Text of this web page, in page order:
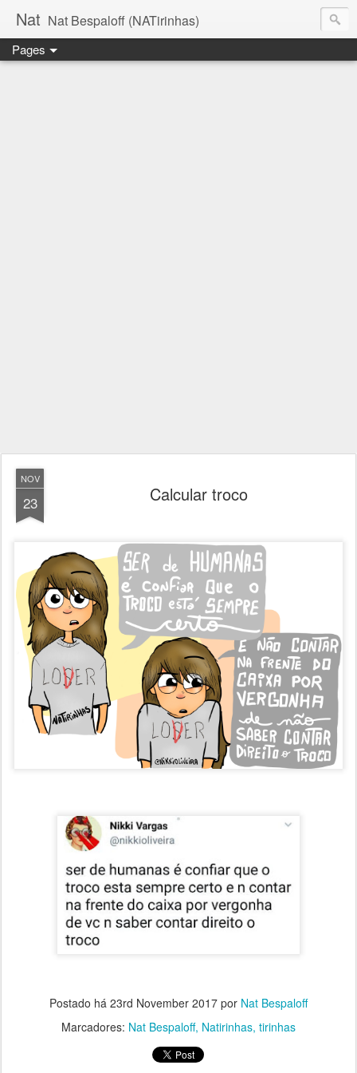
Nat Nat Bespaloff (NATirinhas)
Pages
NOV
23 Calcular troco
Postado há 23rd November 2017 por Nat Bespaloff
Marcadores: Nat Bespaloff Natirinhas tirinhas